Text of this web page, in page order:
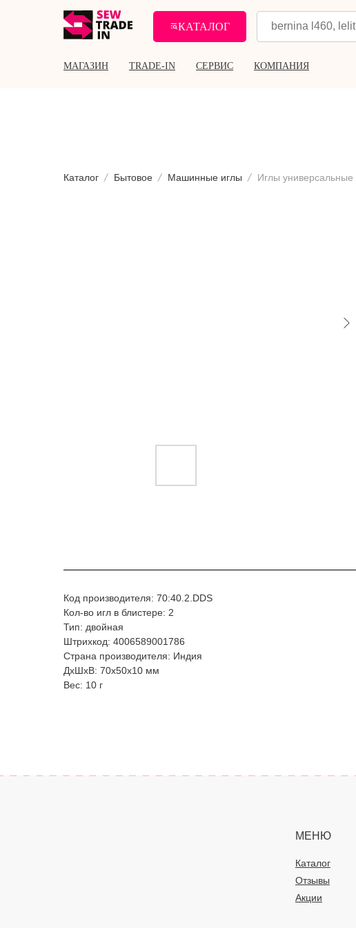
КАТАЛОГ
МАГАЗИН TRADE-IN СЕРВИС КОМПАНИЯ
Каталог Бытовое Машинные иглы
Код производителя: 70:40.2.DDS
Кол-во игл в блистере: 2
Тип: двойная
Штрихкод: 4006589001786
Страна производителя: Индия
ДxШxВ: 70x50x10 мм
Вес: 10 г
МЕНЮ
Каталог
Отзывы
Акции